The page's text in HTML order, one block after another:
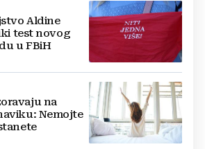
Aldine
test novog
u FBiH
na
Nemojte